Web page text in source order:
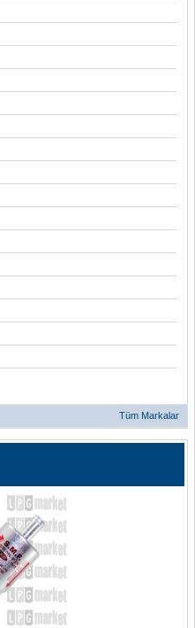
Tüm Markalar